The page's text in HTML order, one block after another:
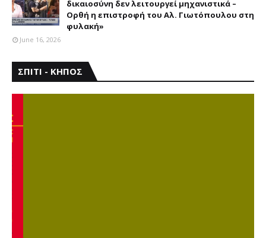
δικαιοσύνη δεν λειτουργεί μηχανιστικά –
Ορθή η επιστροφή του Αλ. Γιωτόπουλου στη
φυλακή»
June 16, 2026
ΣΠΙΤΙ - ΚΗΠΟΣ